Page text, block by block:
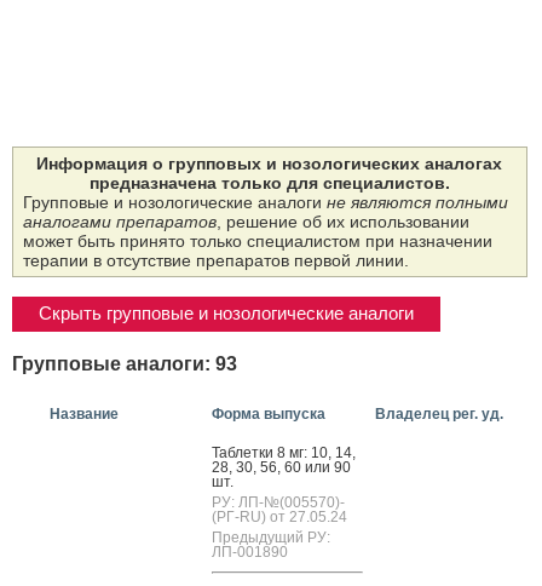
Информация о групповых и нозологических аналогах
предназначена только для специалистов.
Групповые и нозологические аналоги не являются полными
аналогами препаратов, решение об их использовании
может быть принято только специалистом при назначении
терапии в отсутствие препаратов первой линии.
Скрыть групповые и нозологические аналоги
Групповые аналоги: 93
Название Форма выпуска Владелец рег. уд.
Таб­летки 8 мг: 10, 14,
28, 30, 56, 60 или 90
шт.
РУ: ЛП-№(005570)-
(РГ-RU) от 27.05.24
Предыдущий РУ:
ЛП-001890